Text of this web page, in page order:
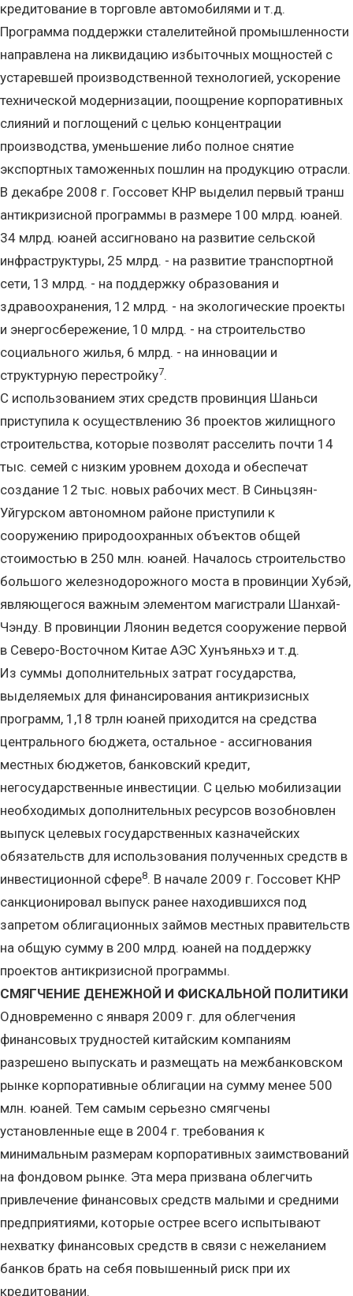
кредитование в торговле автомобилями и т.д.
Программа поддержки сталелитейной промышленности
направлена на ликвидацию избыточных мощностей с
устаревшей производственной технологией, ускорение
технической модернизации, поощрение корпоративных
слияний и поглощений с целью концентрации
производства, уменьшение либо полное снятие
экспортных таможенных пошлин на продукцию отрасли.
В декабре 2008 г. Госсовет КНР выделил первый транш
антикризисной программы в размере 100 млрд. юаней.
34 млрд. юаней ассигновано на развитие сельской
инфраструктуры, 25 млрд. - на развитие транспортной
сети, 13 млрд. - на поддержку образования и
здравоохранения, 12 млрд. - на экологические проекты
и энергосбережение, 10 млрд. - на строительство
социального жилья, 6 млрд. - на инновации и
структурную перестройку7.
С использованием этих средств провинция Шаньси
приступила к осуществлению 36 проектов жилищного
строительства, которые позволят расселить почти 14
тыс. семей с низким уровнем дохода и обеспечат
создание 12 тыс. новых рабочих мест. В Синьцзян-
Уйгурском автономном районе приступили к
сооружению природоохранных объектов общей
стоимостью в 250 млн. юаней. Началось строительство
большого железнодорожного моста в провинции Хубэй,
являющегося важным элементом магистрали Шанхай-
Чэнду. В провинции Ляонин ведется сооружение первой
в Северо-Восточном Китае АЭС Хунъяньхэ и т.д.
Из суммы дополнительных затрат государства,
выделяемых для финансирования антикризисных
программ, 1,18 трлн юаней приходится на средства
центрального бюджета, остальное - ассигнования
местных бюджетов, банковский кредит,
негосударственные инвестиции. С целью мобилизации
необходимых дополнительных ресурсов возобновлен
выпуск целевых государственных казначейских
обязательств для использования полученных средств в
инвестиционной сфере8. В начале 2009 г. Госсовет КНР
санкционировал выпуск ранее находившихся под
запретом облигационных займов местных правительств
на общую сумму в 200 млрд. юаней на поддержку
проектов антикризисной программы.
СМЯГЧЕНИЕ ДЕНЕЖНОЙ И ФИСКАЛЬНОЙ ПОЛИТИКИ
Одновременно с января 2009 г. для облегчения
финансовых трудностей китайским компаниям
разрешено выпускать и размещать на межбанковском
рынке корпоративные облигации на сумму менее 500
млн. юаней. Тем самым серьезно смягчены
установленные еще в 2004 г. требования к
минимальным размерам корпоративных заимствований
на фондовом рынке. Эта мера призвана облегчить
привлечение финансовых средств малыми и средними
предприятиями, которые острее всего испытывают
нехватку финансовых средств в связи с нежеланием
банков брать на себя повышенный риск при их
кредитовании.